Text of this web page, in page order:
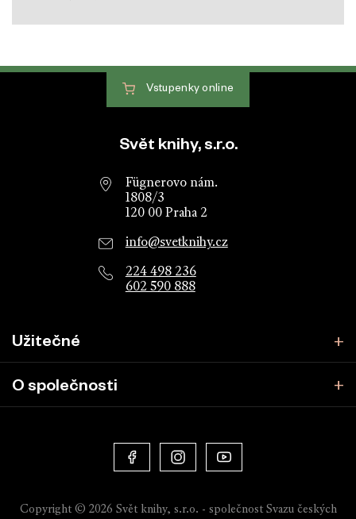
Patička webu
Vstupenky online
Svět knihy, s.r.o.
Fügnerovo nám.
1808/3
120 00 Praha 2
info@svetknihy.cz
224 498 236
602 590 888
Užitečné
O společnosti
Copyright © 2026 Svět knihy, s.r.o. - společnost Svazu českých